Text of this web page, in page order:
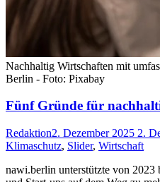
Nachhaltig Wirtschaften mit
Berlin - Foto: Pixabay
Fünf Gründe für
Redaktion2. Dezember 2025 2.
Klimaschutz, Slider, Wirtschaft
nawi.berlin unterstützte von 2023